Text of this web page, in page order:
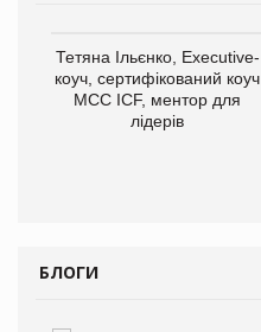
Тетяна Ільєнко, Executive-
коуч, сертифікований коуч
МСС ICF, ментор для
лідерів
БЛОГИ